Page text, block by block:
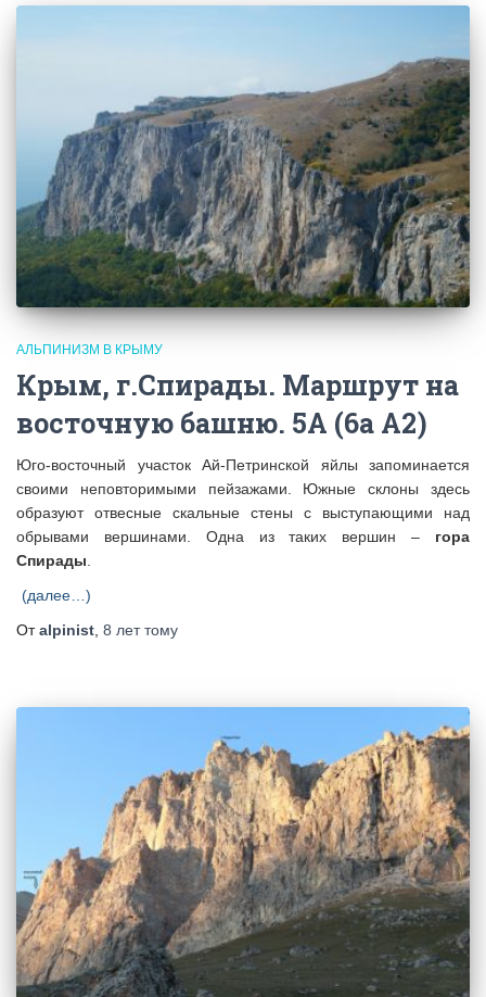
АЛЬПИНИЗМ В КРЫМУ
Крым, г.Спирады. Маршрут на
восточную башню. 5А (6а А2)
Юго-восточный участок Ай-Петринской яйлы запоминается
своими неповторимыми пейзажами. Южные склоны здесь
образуют отвесные скальные стены с выступающими над
обрывами вершинами. Одна из таких вершин – гора
Спирады.
(далее…)
Отalpinist, 8 леттому